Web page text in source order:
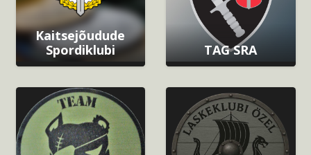
Kaitsejõudude
Spordiklubi
TAG SRA